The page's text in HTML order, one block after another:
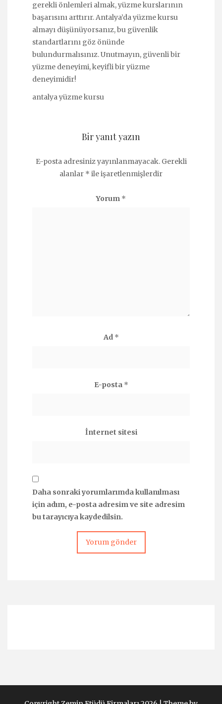
gerekli önlemleri almak, yüzme kurslarının
başarısını arttırır. Antalya’da yüzme kursu
almayı düşünüyorsanız, bu güvenlik
standartlarını göz önünde
bulundurmalısınız. Unutmayın, güvenli bir
yüzme deneyimi, keyifli bir yüzme
deneyimidir!
antalya yüzme kursu
Bir yanıt yazın
E-posta adresiniz yayınlanmayacak. Gerekli
alanlar * ile işaretlenmişlerdir
Yorum *
Ad *
E-posta *
İnternet sitesi
Daha sonraki yorumlarımda kullanılması
için adım, e-posta adresim ve site adresim
bu tarayıcıya kaydedilsin.